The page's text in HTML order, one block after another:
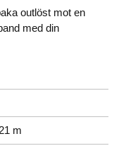
outlöst mot en
med din
m